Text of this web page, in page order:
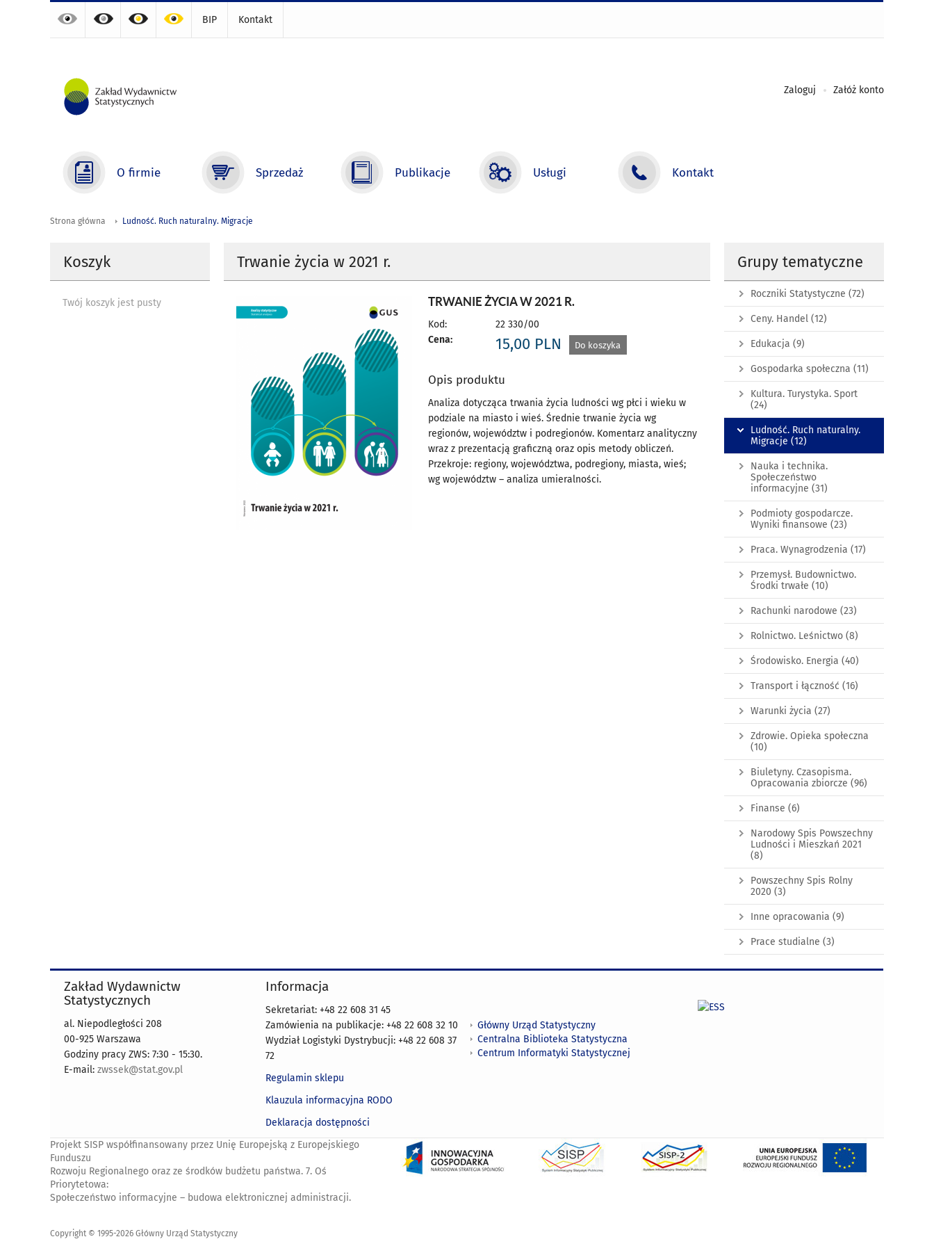
BIP Kontakt
Zaloguj Załóż konto
O firmie Sprzedaż Publikacje Usługi Kontakt
Strona główna Ludność. Ruch naturalny. Migracje
Koszyk
Twój koszyk jest pusty
Trwanie życia w 2021 r.
TRWANIE ŻYCIA W 2021 R.
Kod:
22 330/00
Cena:
15,00 PLN Do koszyka
Opis produktu
Analiza dotycząca trwania życia ludności wg płci i wieku w
podziale na miasto i wieś. Średnie trwanie życia wg
regionów, województw i podregionów. Komentarz analityczny
wraz z prezentacją graficzną oraz opis metody obliczeń.
Przekroje: regiony, województwa, podregiony, miasta, wieś;
wg województw – analiza umieralności.
Grupy tematyczne
Roczniki Statystyczne (72)
Ceny. Handel (12)
Edukacja (9)
Gospodarka społeczna (11)
Kultura. Turystyka. Sport
(24)
Ludność. Ruch naturalny.
Migracje (12)
Nauka i technika.
Społeczeństwo
informacyjne (31)
Podmioty gospodarcze.
Wyniki finansowe (23)
Praca. Wynagrodzenia (17)
Przemysł. Budownictwo.
Środki trwałe (10)
Rachunki narodowe (23)
Rolnictwo. Leśnictwo (8)
Środowisko. Energia (40)
Transport i łączność (16)
Warunki życia (27)
Zdrowie. Opieka społeczna
(10)
Biuletyny. Czasopisma.
Opracowania zbiorcze (96)
Finanse (6)
Narodowy Spis Powszechny
Ludności i Mieszkań 2021
(8)
Powszechny Spis Rolny
2020 (3)
Inne opracowania (9)
Prace studialne (3)
Zakład Wydawnictw
Statystycznych
al. Niepodległości 208
00-925 Warszawa
Godziny pracy ZWS: 7:30 - 15:30.
E-mail: zwssek@stat.gov.pl
Informacja
Sekretariat: +48 22 608 31 45
Zamówienia na publikacje: +48 22 608 32 10
Wydział Logistyki Dystrybucji: +48 22 608 37
72
Regulamin sklepu
Klauzula informacyjna RODO
Deklaracja dostępności
Główny Urząd Statystyczny
Centralna Biblioteka Statystyczna
Centrum Informatyki Statystycznej
Projekt SISP współfinansowany przez Unię Europejską z Europejskiego
Funduszu
Rozwoju Regionalnego oraz ze środków budżetu państwa. 7. Oś
Priorytetowa:
Społeczeństwo informacyjne – budowa elektronicznej administracji.
Copyright © 1995-2026 Główny Urząd Statystyczny